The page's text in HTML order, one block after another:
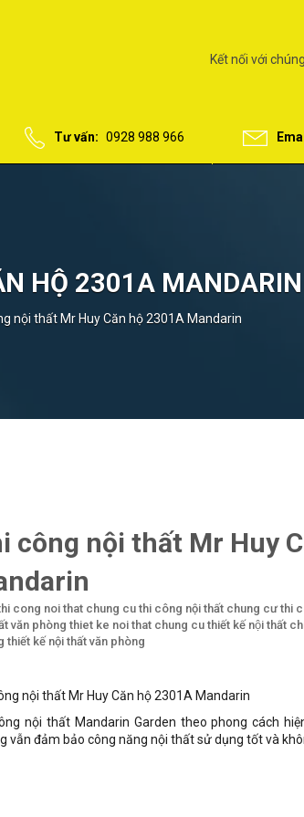
Kết nối với
Tư vấn: 0928 988 966
HỘ 2301A MANDARIN
nội thất Mr Huy Căn hộ 2301A Mandarin
công nội thất Mr Huy
cong noi that chung cu thi công nội thất chung cư thi
văn phòng thiet ke noi that chung cu thiết kế nội thất
thiết kế nội thất văn phòng
nội thất Mr Huy Căn hộ 2301A Mandarin
nội thất Mandarin Garden theo phong cách
vẫn đảm bảo công năng nội thất sử dụng tốt và